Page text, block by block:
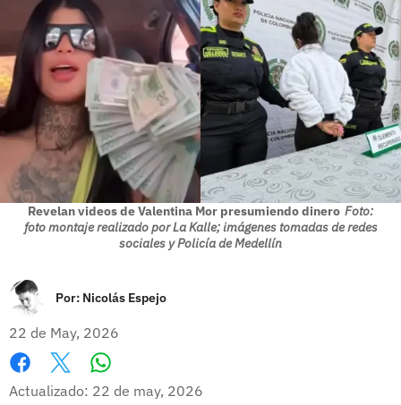
Revelan videos de Valentina Mor presumiendo dinero Foto:
foto montaje realizado por La Kalle; imágenes tomadas de redes
sociales y Policía de Medellín
Por: Nicolás Espejo
22 de May, 2026
Facebook
X
Actualizado: 22 de may, 2026